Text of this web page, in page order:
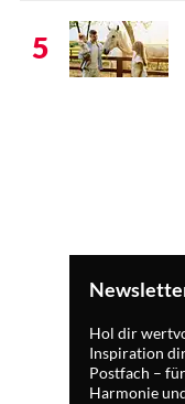
5
Hol dir
Inspiration
Postfach –
Harmonie